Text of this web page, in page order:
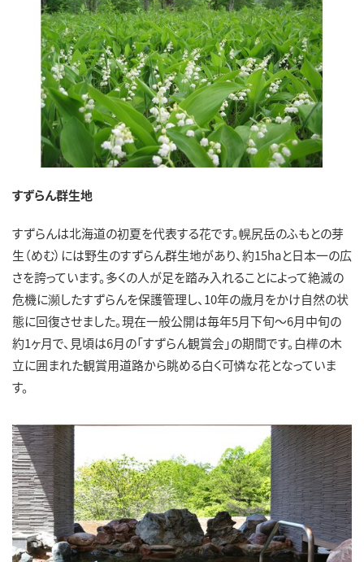
すずらん群生地
すずらんは北海道の初夏を代表する花です。幌尻岳のふもとの芽
生（めむ）には野生のすずらん群生地があり、約15haと日本一の広
さを誇っています。多くの人が足を踏み入れることによって絶滅の
危機に瀕したすずらんを保護管理し、10年の歳月をかけ自然の状
態に回復させました。現在一般公開は毎年5月下旬～6月中旬の
約1ヶ月で、見頃は6月の「すずらん観賞会」の期間です。白樺の木
立に囲まれた観賞用道路から眺める白く可憐な花となっていま
す。